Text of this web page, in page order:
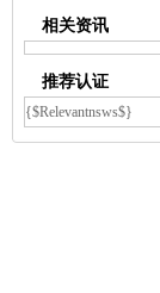
相关资讯
推荐认证
{$Relevantnsws$}